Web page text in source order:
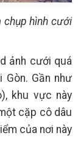
chụp hình cưới
ảnh cưới quá
Gần như
khu vực này
cặp cô dâu
của nơi này